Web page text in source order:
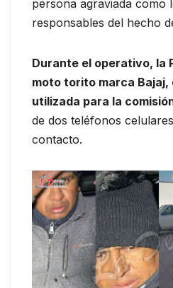
persona agraviada como
responsables del hecho
Durante el operativo, la
moto torito marca Bajaj,
utilizada para la
de dos teléfonos
contacto.